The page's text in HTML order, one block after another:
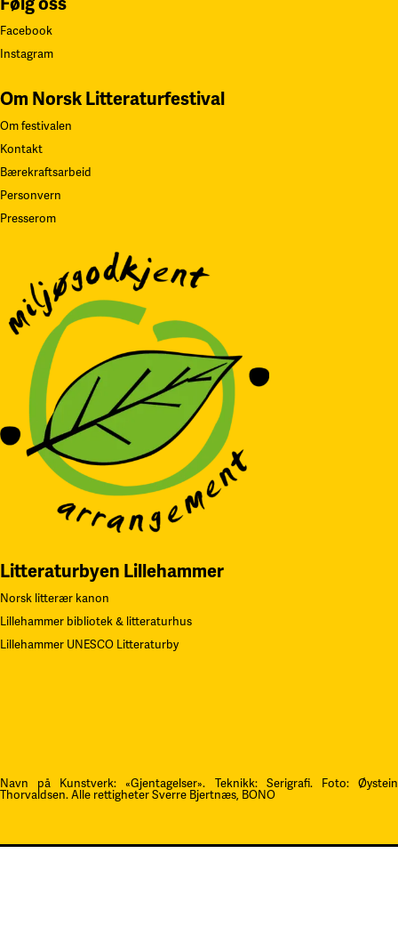
Facebook
Instagram
Om Norsk Litteraturfestival
Om festivalen
Kontakt
Bærekraftsarbeid
Personvern
Presserom
Litteraturbyen Lillehammer
Norsk litterær kanon
Lillehammer bibliotek & litteraturhus
Lillehammer UNESCO Litteraturby
Navn på Kunstverk: «Gjentagelser». Teknikk: Serigrafi. Foto: Øystein
Thorvaldsen. Alle rettigheter Sverre Bjertnæs, BONO